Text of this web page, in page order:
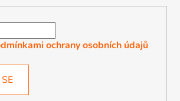
ochrany osobních údajů